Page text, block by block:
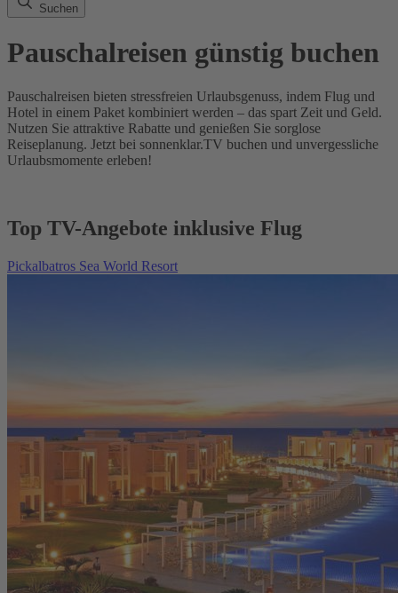
Suchen
Pauschalreisen günstig buchen
Pauschalreisen bieten stressfreien Urlaubsgenuss, indem Flug und
Hotel in einem Paket kombiniert werden – das spart Zeit und Geld.
Nutzen Sie attraktive Rabatte und genießen Sie sorglose
Reiseplanung. Jetzt bei sonnenklar.TV buchen und unvergessliche
Urlaubsmomente erleben!
Top TV-Angebote inklusive Flug
Pickalbatros Sea World Resort